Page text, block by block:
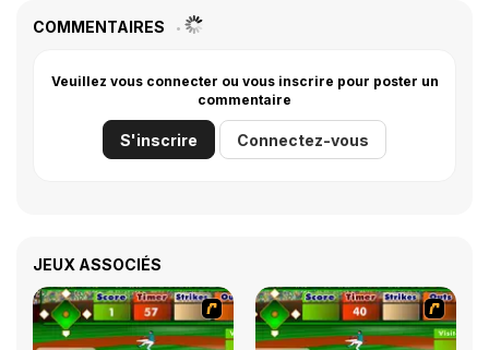
COMMENTAIRES
Veuillez vous connecter ou vous inscrire pour poster un
commentaire
S'inscrire Connectez-vous
JEUX ASSOCIÉS